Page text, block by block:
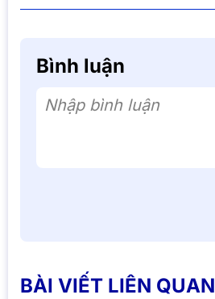
Bình luận
Nhập bình luận
BÀI VIẾT LIÊN QUAN